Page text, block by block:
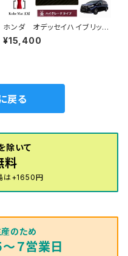
ホンダ オデッセイハイブリッ
ド e:HEV R5/12〜 RC5
ラグセカンド ラグマット 2列
¥15,400
戻る
除いて
料
は+1650円
のため
７営業日